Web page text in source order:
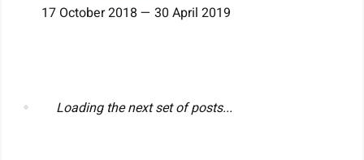
17 October 2018 — 30 April 2019
Loading the next set of posts...